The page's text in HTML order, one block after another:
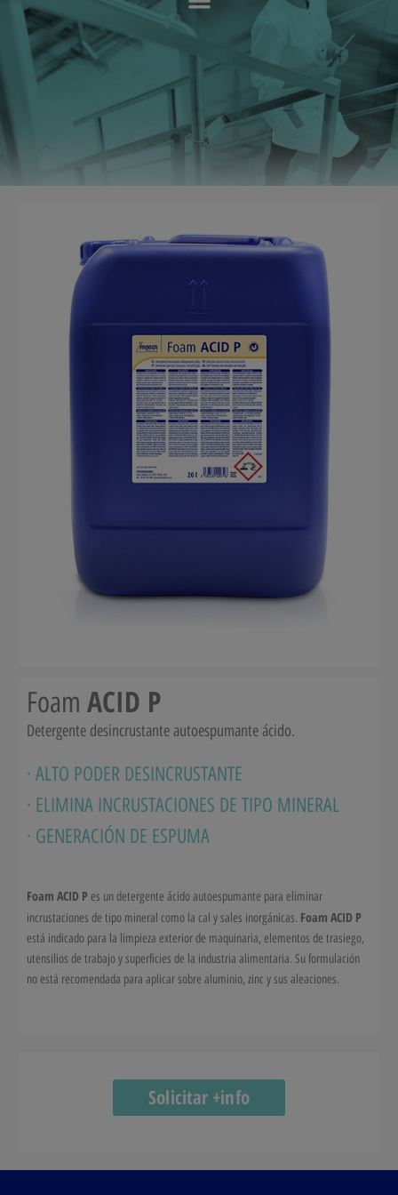
Foam ACID P
Detergente desincrustante autoespumante ácido.
· ALTO PODER DESINCRUSTANTE
· ELIMINA INCRUSTACIONES DE TIPO MINERAL
· GENERACIÓN DE ESPUMA
Foam ACID P es un detergente ácido autoespumante para eliminar
incrustaciones de tipo mineral como la cal y sales inorgánicas. Foam ACID P
está indicado para la limpieza exterior de maquinaria, elementos de trasiego,
utensilios de trabajo y superficies de la industria alimentaria. Su formulación
no está recomendada para aplicar sobre aluminio, zinc y sus aleaciones.
Solicitar +info